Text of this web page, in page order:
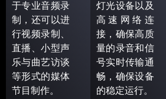
于专业音频录
制，还可以进
行视频录制、
直播、小型声
乐与曲艺访谈
等形式的媒体
节目制作。
灯光设备以及
高速网络连
接，确保高质
量的录音和信
号实时传输通
畅，确保设备
的稳定运行。